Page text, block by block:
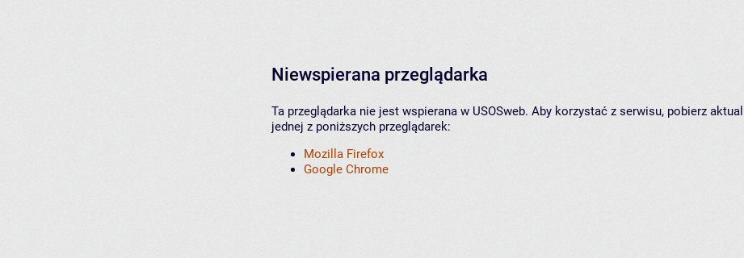
Niewspierana przeglądarka
Ta przeglądarka nie jest wspierana w USOSweb. Aby korzystać z serwisu, pobierz
jednej z poniższych przeglądarek:
Mozilla Firefox
Google Chrome